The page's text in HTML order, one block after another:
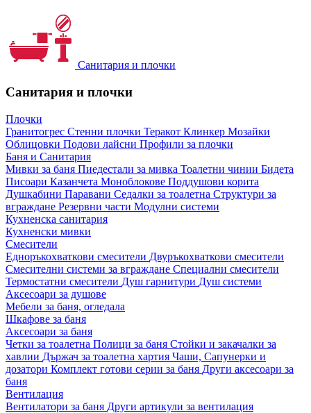
Санитария и плочки
Санитария и плочки
Плочки
Гранитогрес Стенни плочки Теракот Клинкер Мозайки
Облицовки Подови лайсни Профили за плочки
Баня и Санитария
Мивки за баня Пиедестали за мивка Тоалетни чинии Бидета
Писоари Казанчета Моноблокове Поддушови корита
Душкабини Паравани Седалки за тоалетна Структури за
вграждане Резервни части Модулни системи
Кухненска санитария
Кухненски мивки
Смесители
Едноръкохваткови смесители Двуръкохваткови смесители
Смесителни системи за вграждане Специални смесители
Термостатни смесители Душ гарнитури Душ системи
Аксесоари за душове
Мебели за баня, огледала
Шкафове за баня
Аксесоари за баня
Четки за тоалетна Полици за баня Стойки и закачалки за
хавлии Държач за тоалетна хартия Чаши, Сапунерки и
дозатори Комплект готови серии за баня Други аксесоари за
баня
Вентилация
Вентилатори за баня Други артикули за вентилация